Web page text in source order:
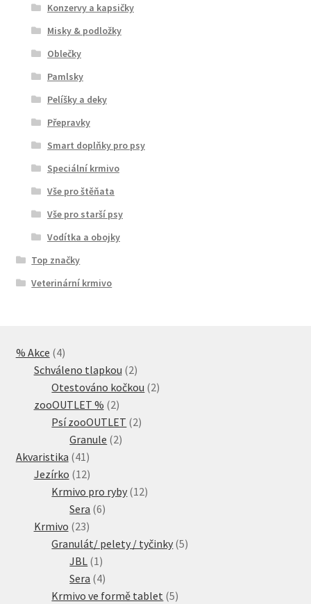
Konzervy a kapsičky
Misky & podložky
Oblečky
Pamlsky
Pelíšky a deky
Přepravky
Smart doplňky pro psy
Speciální krmivo
Vše pro štěňata
Vše pro starší psy
Vodítka a obojky
Top značky
Veterinární krmivo
% Akce 44
produkty
Schváleno tlapkou 22
produkty
Otestováno kočkou 22
zooOUTLET % 22
produkty
Psí zooOUTLET 22
Granule 22
Akvaristika 41 41
produktů
Jezírko 1212
produktů
Krmivo pro ryby 1212
Sera 66
Krmivo 2323
produktů
Granulát/ pelety / tyčinky 55
JBL 1 1
produkt
Sera 44
produkty
Krmivo ve formě tablet 55